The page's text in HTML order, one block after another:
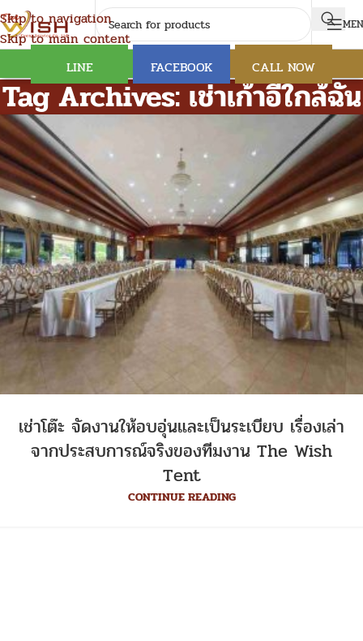
Skip to navigation
Skip to main content
LINE FACEBOOK CALL NOW
Tag Archives: เช่าเก้าอี้ใกล้ฉัน
เช่าโต๊ะ จัดงานให้อบอุ่นและเป็นระเบียบ เรื่องเล่า
จากประสบการณ์จริงของทีมงาน The Wish
Tent
CONTINUE READING